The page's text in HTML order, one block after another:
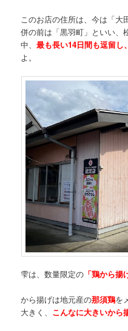
このお店の住所は、今は「大
併の前は「黒羽町」といい、
中、最も長い14日間も逗留し
よ。
雫は、数量限定の 「鶏から揚
から揚げは地元産の那須鶏を
大きく、 こんなに大きいから